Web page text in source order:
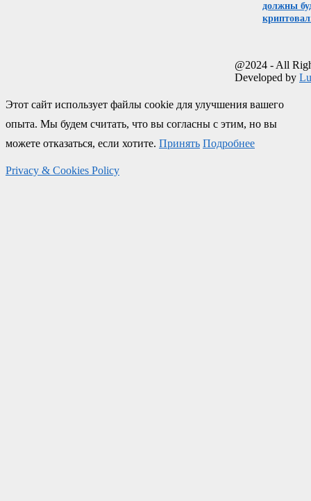
должны
@2024 - All
Developed by
Этот сайт использует файлы cookie для улучшения вашего
опыта. Мы будем считать, что вы согласны с этим, но вы
можете отказаться, если хотите. Принять Подробнее
Privacy & Cookies Policy